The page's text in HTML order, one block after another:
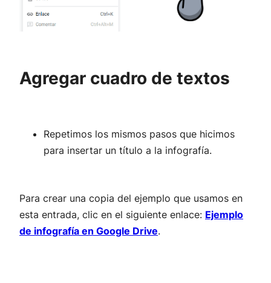
Agregar cuadro de textos
Repetimos los mismos pasos que hicimos
para insertar un título a la infografía.
Para crear una copia del ejemplo que usamos en
esta entrada, clic en el siguiente enlace: Ejemplo
de infografía en Google Drive.